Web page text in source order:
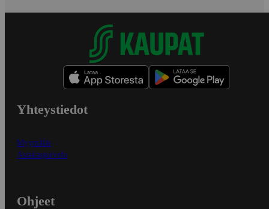
Yhteystiedot
Myymälät
Asiakaspalvelu
Ohjeet